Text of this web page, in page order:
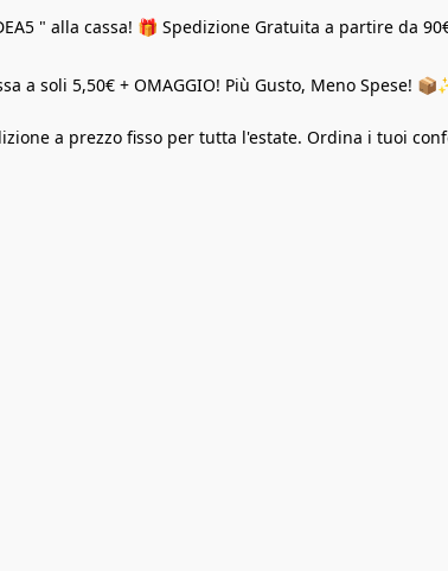
" alla cassa! 🎁 Spedizione Gratuita a partire da
a soli 5,50€ + OMAGGIO! Più Gusto, Meno Spese!
a prezzo fisso per tutta l'estate. Ordina i tuoi